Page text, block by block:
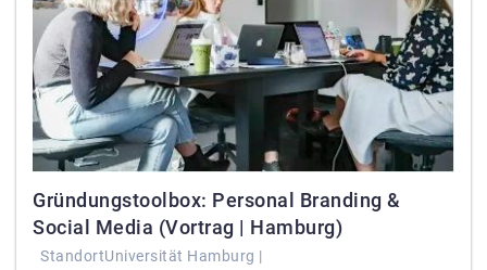
Gründungstoolbox: Personal Branding &
Social Media (Vortrag | Hamburg)
StandortUniversität Hamburg |